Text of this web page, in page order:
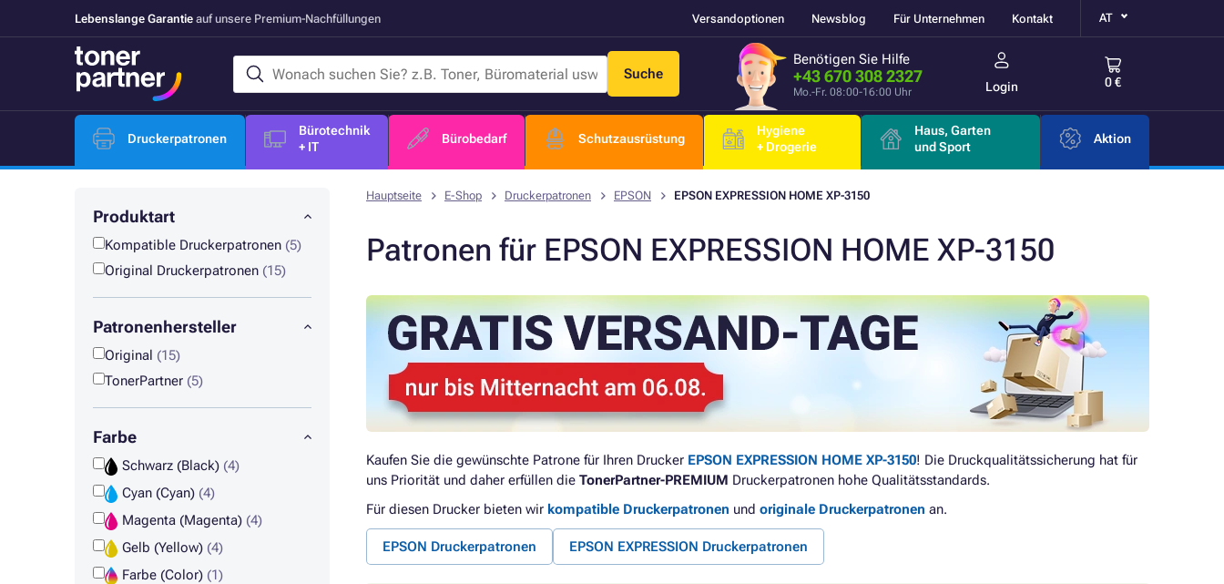
Lebenslange Garantie auf unsere Premium-Nachfüllungen Versandoptionen Newsblog Für Unternehmen Kontakt AT
Suche
Benötigen Sie Hilfe
+43 670 308 2327
Mo.-Fr. 08:00-16:00 Uhr Login 0 €
Druckerpatronen
Bürotechnik
+ IT
Bürobedarf Schutzausrüstung
Hygiene
+ Drogerie
Haus, Garten
und Sport
Aktion
Produktart
Kompatible Druckerpatronen (5)
Original Druckerpatronen (15)
Patronenhersteller
Original (15)
TonerPartner (5)
Farbe
Schwarz (Black) (4)
Cyan (Cyan) (4)
Magenta (Magenta) (4)
Gelb (Yellow) (4)
Farbe (Color) (1)
Hauptseite E-Shop Druckerpatronen EPSON EPSON EXPRESSION HOME XP-3150
Patronen für EPSON EXPRESSION HOME XP-3150
Kaufen Sie die gewünschte Patrone für Ihren Drucker EPSON EXPRESSION HOME XP-3150! Die Druckqualitätssicherung hat für
uns Priorität und daher erfüllen die TonerPartner-PREMIUM Druckerpatronen hohe Qualitätsstandards.
Für diesen Drucker bieten wir kompatible Druckerpatronen und originale Druckerpatronen an.
EPSON Druckerpatronen EPSON EXPRESSION Druckerpatronen